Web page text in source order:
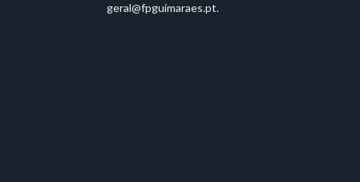
geral@fpguimaraes.pt.